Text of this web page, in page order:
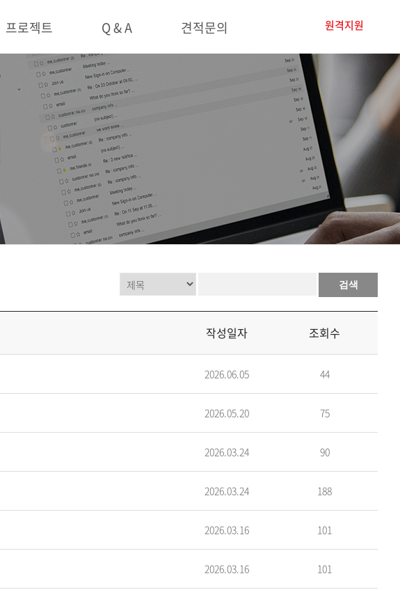
프로젝트 Q & A 견적문의 원격지원
검색
작성일자 조회수
2026.06.05 44
2026.05.20 75
2026.03.24 90
2026.03.24 188
2026.03.16 101
2026.03.16 101